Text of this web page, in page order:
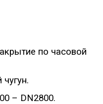
по часовой
– DN2800.